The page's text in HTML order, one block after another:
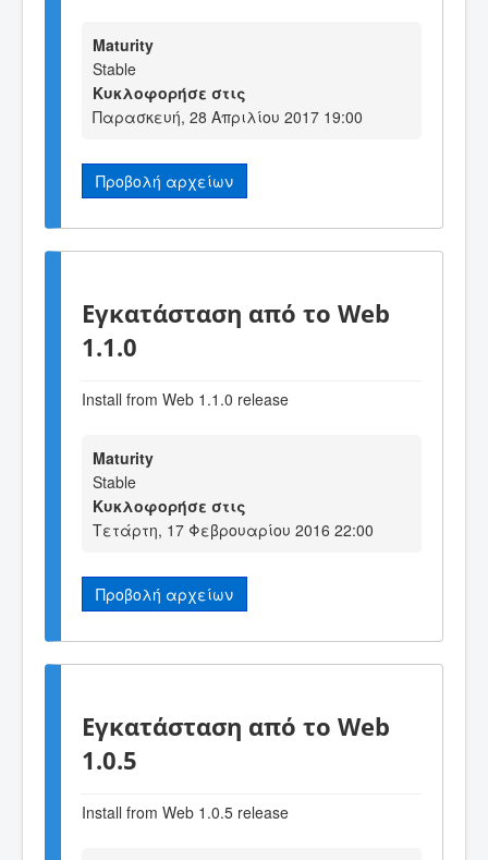
Maturity
Stable
Κυκλοφορήσε στις
Παρασκευή, 28 Απριλίου 2017 19:00
Προβολή αρχείων
Εγκατάσταση από το Web
1.1.0
Install from Web 1.1.0 release
Maturity
Stable
Κυκλοφορήσε στις
Τετάρτη, 17 Φεβρουαρίου 2016 22:00
Προβολή αρχείων
Εγκατάσταση από το Web
1.0.5
Install from Web 1.0.5 release